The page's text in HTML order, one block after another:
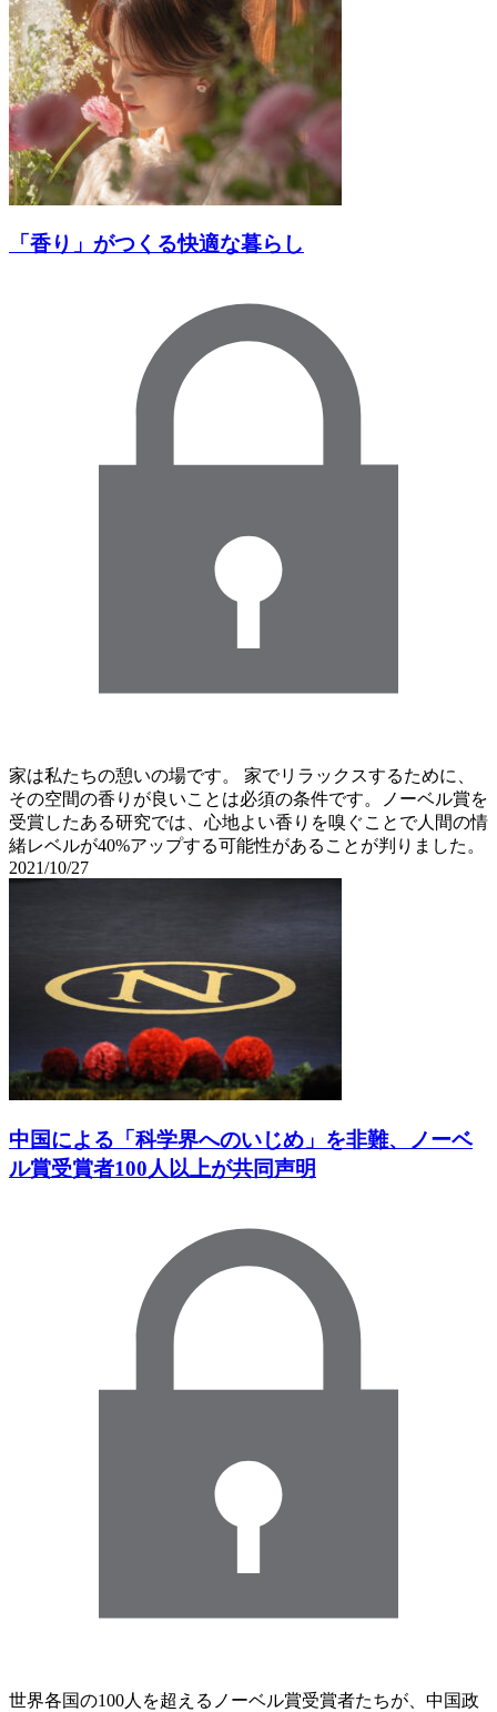
「香り」がつくる快適な暮らし
家は私たちの憩いの場です。 家でリラックスするために、
その空間の香りが良いことは必須の条件です。ノーベル賞を
受賞したある研究では、心地よい香りを嗅ぐことで人間の情
緒レベルが40%アップする可能性があることが判りました。
2021/10/27
中国による「科学界へのいじめ」を非難、ノーベ
ル賞受賞者100人以上が共同声明
世界各国の100人を超えるノーベル賞受賞者たちが、中国政